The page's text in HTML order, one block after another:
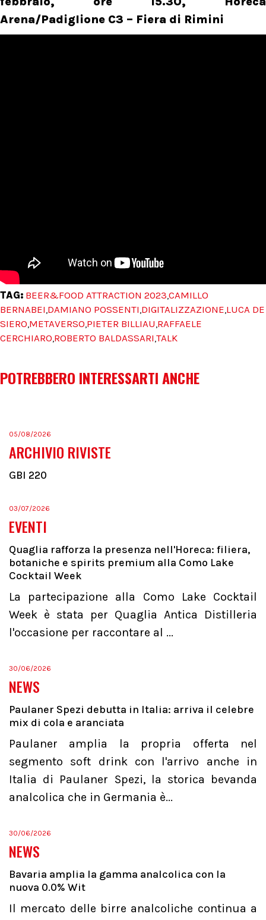
Arena/Padiglione C3 – Fiera di Rimini
TAG: BEER&FOOD ATTRACTION 2023,CAMILLO
BERNABEI,DAMIANO POSSENTI,DIGITALIZZAZIONE,LUCA DE
SIERO,METAVERSO,PIETER BILLIAU,RAFFAELE
CERCHIARO,ROBERTO BALDASSARI,TALK
POTREBBERO INTERESSARTI ANCHE
05/08/2026
ARCHIVIO RIVISTE
GBI 220
03/07/2026
EVENTI
Quaglia rafforza la presenza nell'Horeca: filiera,
botaniche e spirits premium alla Como Lake
Cocktail Week
La partecipazione alla Como Lake Cocktail
Week è stata per Quaglia Antica Distilleria
l'occasione per raccontare al ...
30/06/2026
NEWS
Paulaner Spezi debutta in Italia: arriva il celebre
mix di cola e aranciata
Paulaner amplia la propria offerta nel
segmento soft drink con l'arrivo anche in
Italia di Paulaner Spezi, la storica bevanda
analcolica che in Germania è...
30/06/2026
NEWS
Bavaria amplia la gamma analcolica con la
nuova 0.0% Wit
Il mercato delle birre analcoliche continua a